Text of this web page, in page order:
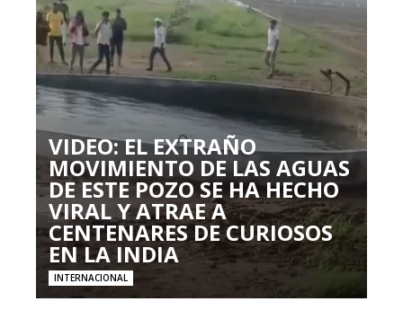
VIDEO: EL EXTRAÑO
MOVIMIENTO DE LAS AGUAS
DE ESTE POZO SE HA HECHO
VIRAL Y ATRAE A
CENTENARES DE CURIOSOS
EN LA INDIA
INTERNACIONAL